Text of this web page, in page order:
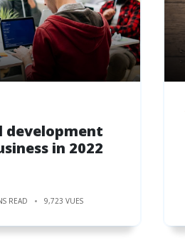
development
in 2022
READ 9,723 VUES